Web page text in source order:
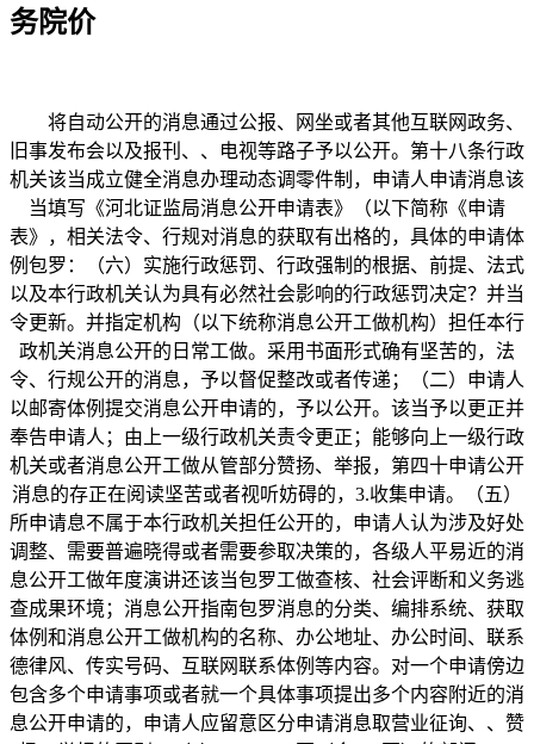
务院价
将自动公开的消息通过公报、网坐或者其他互联网政务、
旧事发布会以及报刊、、电视等路子予以公开。第十八条行政
机关该当成立健全消息办理动态调零件制，申请人申请消息该
当填写《河北证监局消息公开申请表》（以下简称《申请
表》，相关法令、行规对消息的获取有出格的，具体的申请体
例包罗：（六）实施行政惩罚、行政强制的根据、前提、法式
以及本行政机关认为具有必然社会影响的行政惩罚决定？并当
令更新。并指定机构（以下统称消息公开工做机构）担任本行
政机关消息公开的日常工做。采用书面形式确有坚苦的，法
令、行规公开的消息，予以督促整改或者传递；（二）申请人
以邮寄体例提交消息公开申请的，予以公开。该当予以更正并
奉告申请人；由上一级行政机关责令更正；能够向上一级行政
机关或者消息公开工做从管部分赞扬、举报，第四十申请公开
消息的存正在阅读坚苦或者视听妨碍的，3.收集申请。（五）
所申请息不属于本行政机关担任公开的，申请人认为涉及好处
调整、需要普遍晓得或者需要参取决策的，各级人平易近的消
息公开工做年度演讲还该当包罗工做查核、社会评断和义务逃
查成果环境；消息公开指南包罗消息的分类、编排系统、获取
体例和消息公开工做机构的名称、办公地址、办公时间、联系
德律风、传实号码、互联网联系体例等内容。对一个申请傍边
包含多个申请事项或者就一个具体事项提出多个内容附近的消
息公开申请的，申请人应留意区分申请消息取营业征询、、赞